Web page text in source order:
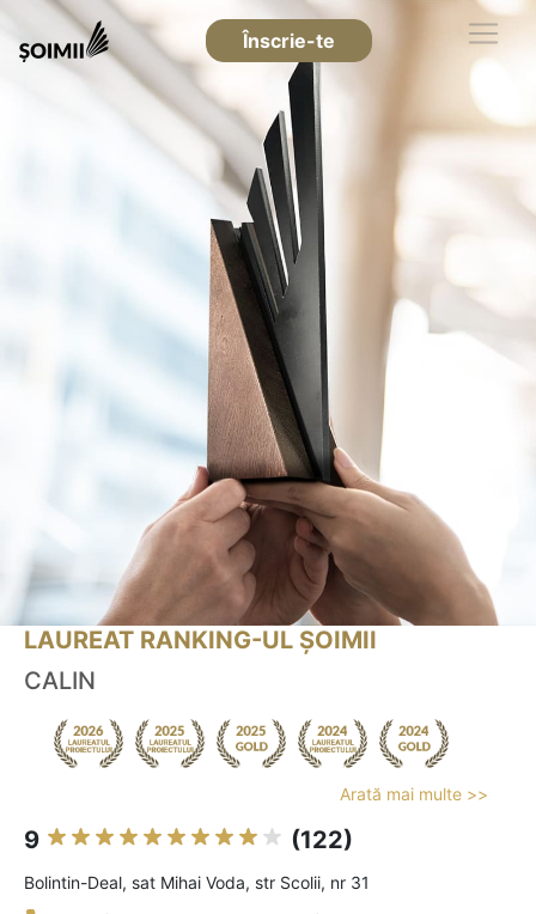
Înscrie-te
LAUREAT RANKING-UL ȘOIMII
CALIN
Arată mai multe >>
9 (122)
Bolintin-Deal, sat Mihai Voda, str Scolii, nr 31